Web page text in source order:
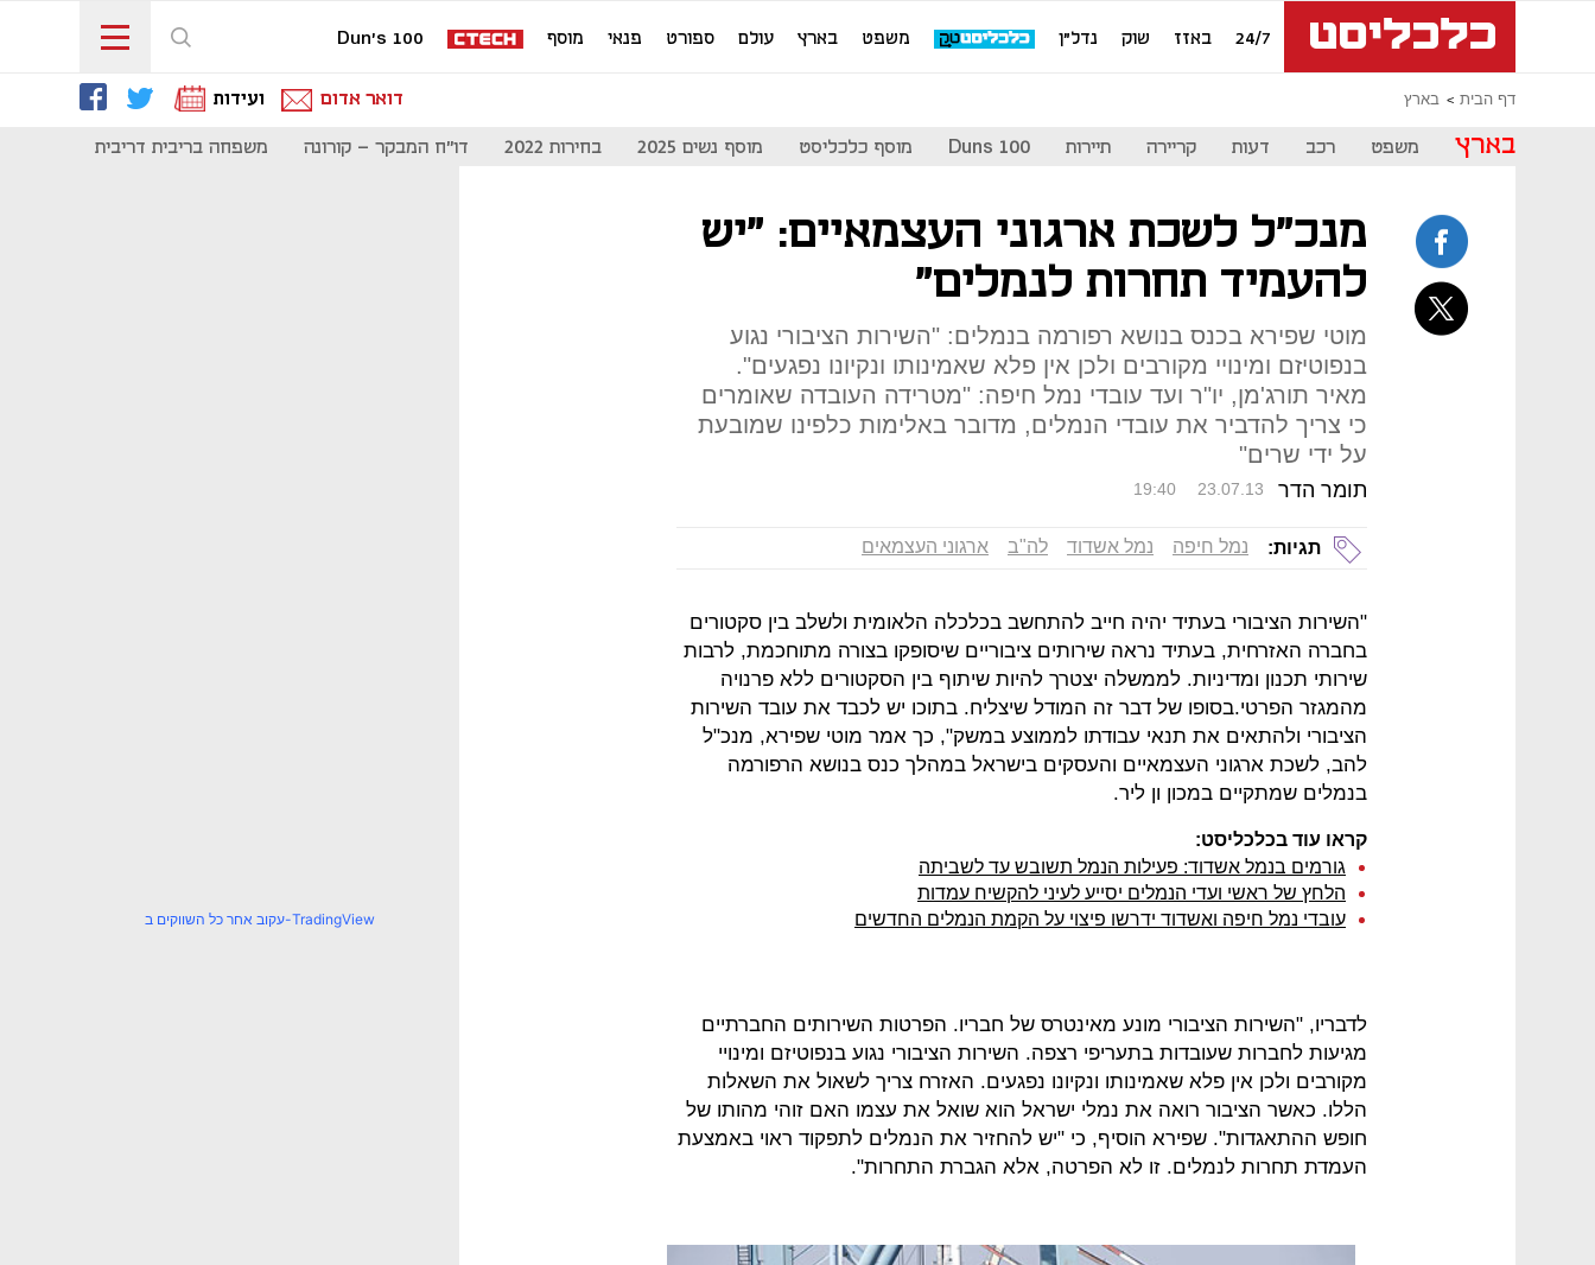
24/7 באזז שוק נדל"ן משפט בארץ עולם ספורט פנאי מוסף Dun's 100
דף הבית בארץ דואר אדום ועידות
בארץ משפט רכב דעות קריירה תיירות Duns 100 מוסף כלכליסט מוסף נשים 2025 בחירות 2022 דו"ח המבקר - קורונה משפחה בריבית דריבית
מנכ"ל לשכת ארגוני העצמאיים: "יש
להעמיד תחרות לנמלים"
מוטי שפירא בכנס בנושא רפורמה בנמלים: "השירות הציבורי נגוע
בנפוטיזם ומינויי מקורבים ולכן אין פלא שאמינותו ונקיונו נפגעים".
מאיר תורג'מן, יו"ר ועד עובדי נמל חיפה: "מטרידה העובדה שאומרים
כי צריך להדביר את עובדי הנמלים, מדובר באלימות כלפינו שמובעת
על ידי שרים"
תומר הדר 19:40 23.07.13
תגיות: נמל חיפה נמל אשדוד לה"ב ארגוני העצמאים
"השירות הציבורי בעתיד יהיה חייב להתחשב בכלכלה הלאומית ולשלב בין סקטורים
בחברה האזרחית, בעתיד נראה שירותים ציבוריים שיסופקו בצורה מתוחכמת, לרבות
שירותי תכנון ומדיניות. לממשלה יצטרך להיות שיתוף בין הסקטורים ללא פרנויה
מהמגזר הפרטי.בסופו של דבר זה המודל שיצליח. בתוכו יש לכבד את עובד השירות
הציבורי ולהתאים את תנאי עבודתו לממוצע במשק", כך אמר מוטי שפירא, מנכ"ל
להב, לשכת ארגוני העצמאיים והעסקים בישראל במהלך כנס בנושא הרפורמה
בנמלים שמתקיים במכון ון ליר.
קראו עוד בכלכליסט:
גורמים בנמל אשדוד: פעילות הנמל תשובש עד לשביתה
הלחץ של ראשי ועדי הנמלים יסייע לעיני להקשיח עמדות
עובדי נמל חיפה ואשדוד ידרשו פיצוי על הקמת הנמלים החדשים
לדבריו, "השירות הציבורי מונע מאינטרס של חבריו. הפרטות השירותים החברתיים
מגיעות לחברות שעובדות בתעריפי רצפה. השירות הציבורי נגוע בנפוטיזם ומינויי
מקורבים ולכן אין פלא שאמינותו ונקיונו נפגעים. האזרח צריך לשאול את השאלות
הללו. כאשר הציבור רואה את נמלי ישראל הוא שואל את עצמו האם זוהי מהותו של
חופש ההתאגדות". שפירא הוסיף, כי "יש להחזיר את הנמלים לתפקוד ראוי באמצעת
העמדת תחרות לנמלים. זו לא הפרטה, אלא הגברת התחרות".
עקוב אחר כל השווקים ב-TradingView